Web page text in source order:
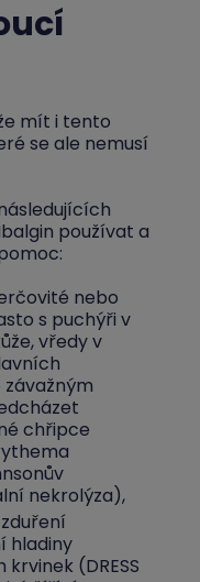
mít i tento
se ale nemusí
používat a
nebo
s puchýři v
vředy v
chřipce
nekrolýza),
hladiny
(DRESS